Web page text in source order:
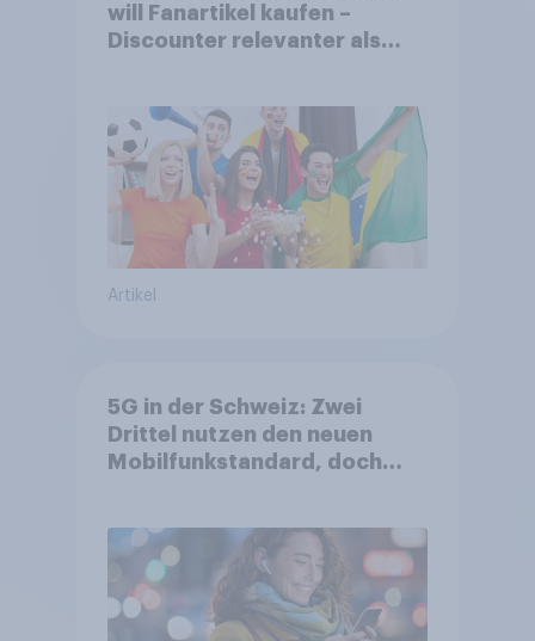
will Fanartikel kaufen –
Discounter relevanter als
Artikel
5G in der Schweiz: Zwei
Drittel nutzen den neuen
Mobilfunkstandard, doch